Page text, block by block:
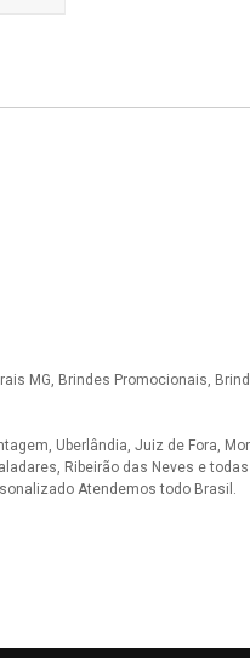
MG, Brindes Promocionais,
Uberlândia, Juiz de Fora,
Ribeirão das Neves e
Atendemos todo Brasil.